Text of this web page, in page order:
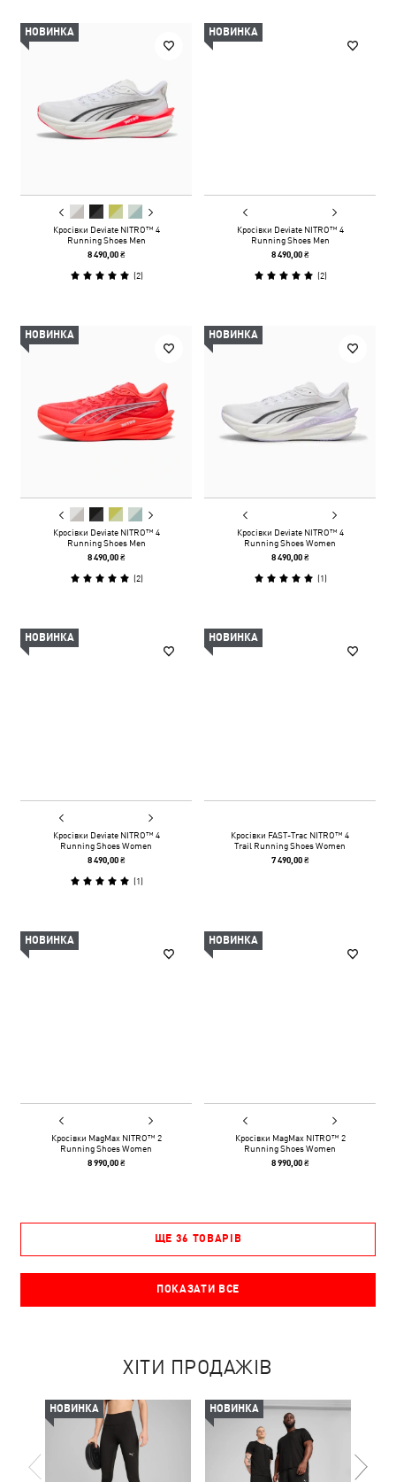
НОВИНКА
Кросівки Deviate NITRO™ 4
Running Shoes Men
8 490,00 ₴
(2)
НОВИНКА
Кросівки Deviate NITRO™ 4
Running Shoes Men
8 490,00 ₴
(2)
НОВИНКА
Кросівки Deviate NITRO™ 4
Running Shoes Men
8 490,00 ₴
(2)
НОВИНКА
Кросівки Deviate NITRO™ 4
Running Shoes Women
8 490,00 ₴
(1)
НОВИНКА
Кросівки Deviate NITRO™ 4
Running Shoes Women
8 490,00 ₴
(1)
НОВИНКА
Кросівки FAST-Trac NITRO™ 4
Trail Running Shoes Women
7 490,00 ₴
НОВИНКА
Кросівки MagMax NITRO™ 2
Running Shoes Women
8 990,00 ₴
НОВИНКА
Кросівки MagMax NITRO™ 2
Running Shoes Women
8 990,00 ₴
ЩЕ 36 ТОВАРІВ
ПОКАЗАТИ ВСЕ
ХІТИ ПРОДАЖІВ
НОВИНКА НОВИНКА